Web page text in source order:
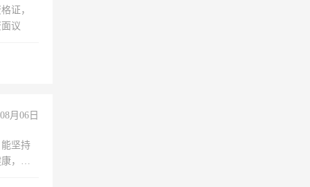
证，
议
08月06日
坚持
，有